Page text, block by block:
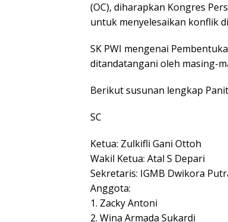
(OC), diharapkan Kongres
untuk menyelesaikan konflik
SK PWI mengenai
ditandatangani oleh masing-
Berikut susunan lengkap
SC
Ketua: Zulkifli Gani Ottoh
Wakil Ketua: Atal S Depari
Sekretaris: IGMB Dwikora
Anggota:
1. Zacky Antoni
2. Wina Armada Sukardi